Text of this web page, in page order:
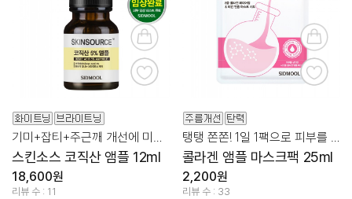
스킨소스 코직산 앰플 12ml
18,600원
리뷰 수 : 11
콜라겐 앰플 마스크팩 25ml
2,200원
리뷰 수 : 33